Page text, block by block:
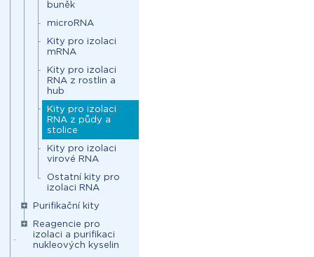
buněk
microRNA
Kity pro izolaci
mRNA
Kity pro izolaci
RNA z rostlin a
hub
Kity pro izolaci
RNA z půdy a
stolice
Kity pro izolaci
virové RNA
Ostatní kity pro
izolaci RNA
Purifikační kity
Reagencie pro
izolaci a purifikaci
nukleových kyselin